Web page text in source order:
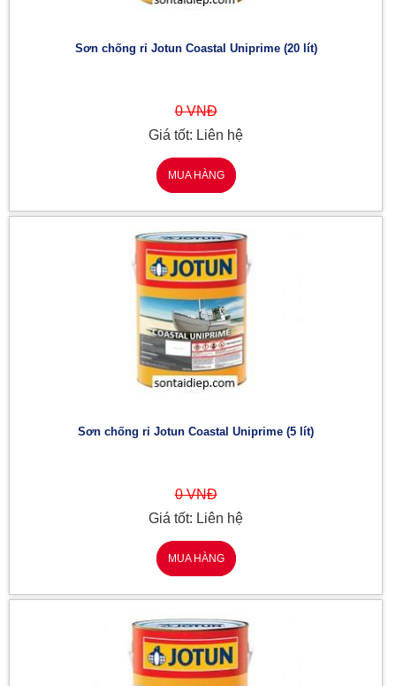
Sơn chống rỉ Jotun Coastal Uniprime (20 lít)
0 VNĐ
Giá tốt: Liên hệ
MUA HÀNG
Sơn chống rỉ Jotun Coastal Uniprime (5 lít)
0 VNĐ
Giá tốt: Liên hệ
MUA HÀNG